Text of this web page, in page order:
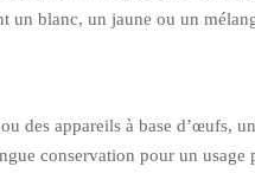
un blanc, un jaune ou un
des appareils à base
conservation pour un